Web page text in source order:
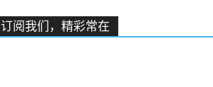
订阅我们，精彩常在